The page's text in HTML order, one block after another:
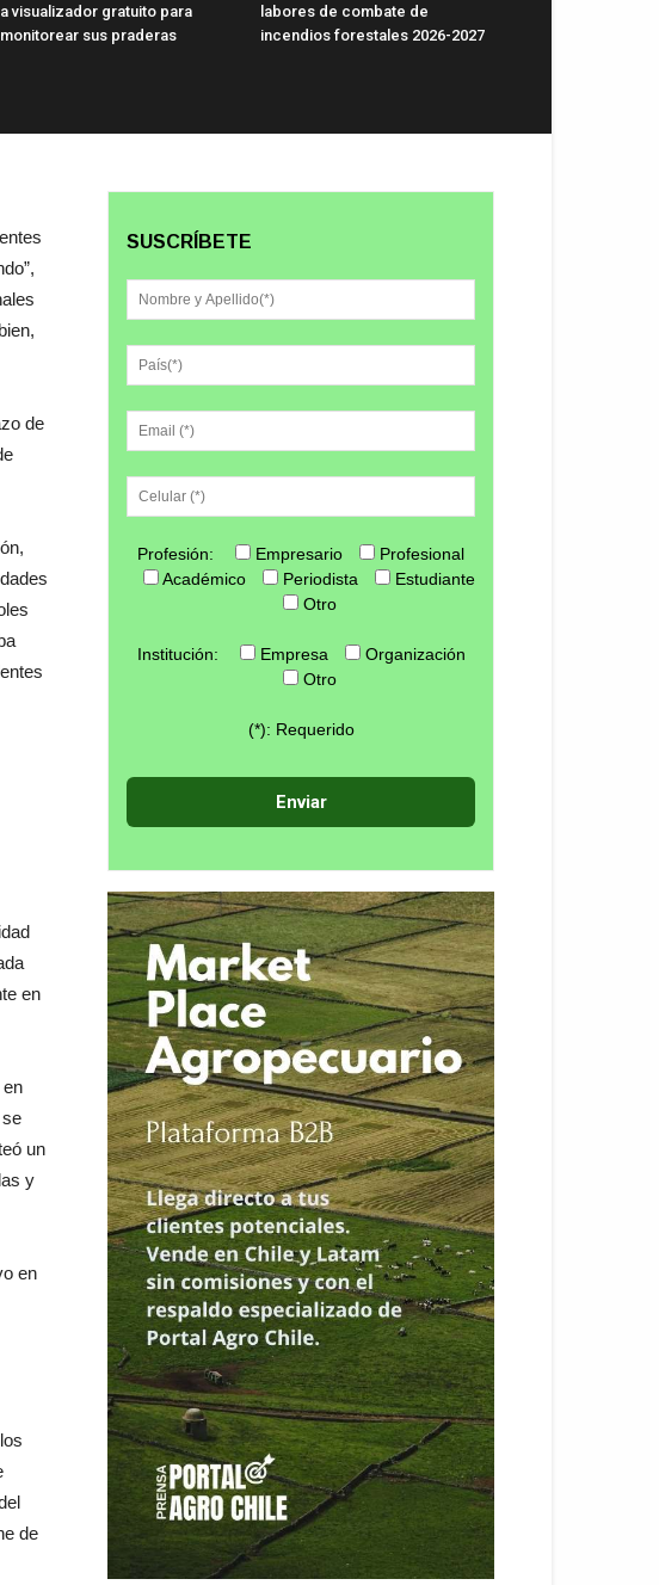
a visualizador gratuito para
monitorear sus praderas
labores de combate de
incendios forestales 2026-2027
de
en
un
y
en
de
SUSCRÍBETE
Profesión: Empresario
Profesional
Académico
Periodista
Estudiante
Otro
Institución: Empresa
Organización
Otro
(*): Requerido